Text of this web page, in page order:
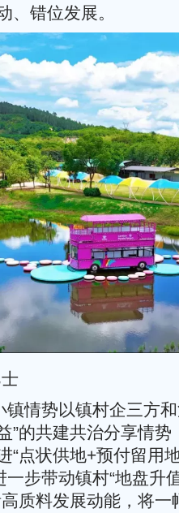
、错位发展。
镇情势以镇村企三方
”的共建共治分享情
“点状供地+预付留用
一步带动镇村“地盘升
质料发展动能，将